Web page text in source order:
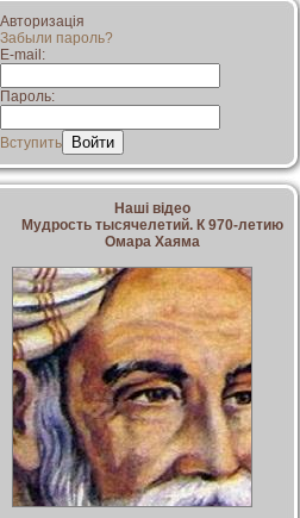
Авторизація
Забыли пароль?
E-mail:
Пароль:
Вступить
Наші відео
Мудрость тысячелетий. К 970-летию
Омара Хаяма